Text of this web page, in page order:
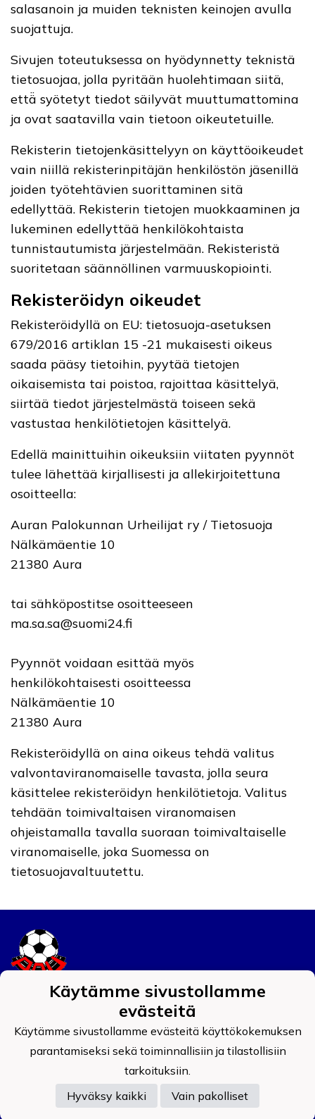
salasanoin ja muiden teknisten keinojen avulla
suojattuja.
Sivujen toteutuksessa on hyödynnetty teknistä
tietosuojaa, jolla pyritään huolehtimaan siitä,
että̈ syötetyt tiedot säilyvät muuttumattomina
ja ovat saatavilla vain tietoon oikeutetuille.
Rekisterin tietojenkäsittelyyn on käyttöoikeudet
vain niillä rekisterinpitäjän henkilöstön jäsenillä
joiden työtehtävien suorittaminen sitä
edellyttää. Rekisterin tietojen muokkaaminen ja
lukeminen edellyttää henkilökohtaista
tunnistautumista järjestelmään. Rekisteristä
suoritetaan säännöllinen varmuuskopiointi.
Rekisteröidyn oikeudet
Rekisteröidyllä on EU: tietosuoja-asetuksen
679/2016 artiklan 15 -21 mukaisesti oikeus
saada pääsy tietoihin, pyytää tietojen
oikaisemista tai poistoa, rajoittaa käsittelyä,
siirtää tiedot järjestelmästä toiseen sekä
vastustaa henkilötietojen käsittelyä.
Edellä mainittuihin oikeuksiin viitaten pyynnöt
tulee lähettää kirjallisesti ja allekirjoitettuna
osoitteella:
Auran Palokunnan Urheilijat ry / Tietosuoja
Nälkämäentie 10
21380 Aura
tai sähköpostitse osoitteeseen
ma.sa.sa@suomi24.fi
Pyynnöt voidaan esittää myös
henkilökohtaisesti osoitteessa
Nälkämäentie 10
21380 Aura
Rekisteröidyllä on aina oikeus tehdä valitus
valvontaviranomaiselle tavasta, jolla seura
käsittelee rekisteröidyn henkilötietoja. Valitus
tehdään toimivaltaisen viranomaisen
ohjeistamalla tavalla suoraan toimivaltaiselle
viranomaiselle, joka Suomessa on
tietosuojavaltuutettu.
Tietosuojaseloste
Auran Palokunnan Urheilijat ry
0908519-4
Käytämme sivustollamme
evästeitä
Käytämme sivustollamme evästeitä käyttökokemuksen
parantamiseksi sekä toiminnallisiin ja tilastollisiin
tarkoituksiin.
Hyväksy kaikki
Vain pakolliset